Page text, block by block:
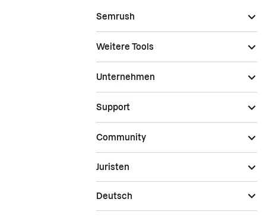
Semrush
Weitere Tools
Unternehmen
Support
Community
Juristen
Deutsch